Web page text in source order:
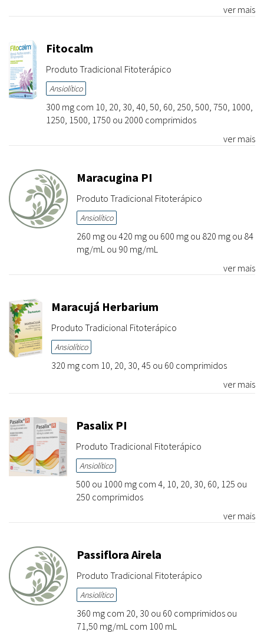
ver mais
Fitocalm
Produto Tradicional Fitoterápico
Ansiolítico
300 mg com 10, 20, 30, 40, 50, 60, 250, 500, 750, 1000,
1250, 1500, 1750 ou 2000 comprimidos
ver mais
Maracugina PI
Produto Tradicional Fitoterápico
Ansiolítico
260 mg ou 420 mg ou 600 mg ou 820 mg ou 84
mg/mL ou 90 mg/mL
ver mais
Maracujá Herbarium
Produto Tradicional Fitoterápico
Ansiolítico
320 mg com 10, 20, 30, 45 ou 60 comprimidos
ver mais
Pasalix PI
Produto Tradicional Fitoterápico
Ansiolítico
500 ou 1000 mg com 4, 10, 20, 30, 60, 125 ou
250 comprimidos
ver mais
Passiflora Airela
Produto Tradicional Fitoterápico
Ansiolítico
360 mg com 20, 30 ou 60 comprimidos ou
71,50 mg/mL com 100 mL